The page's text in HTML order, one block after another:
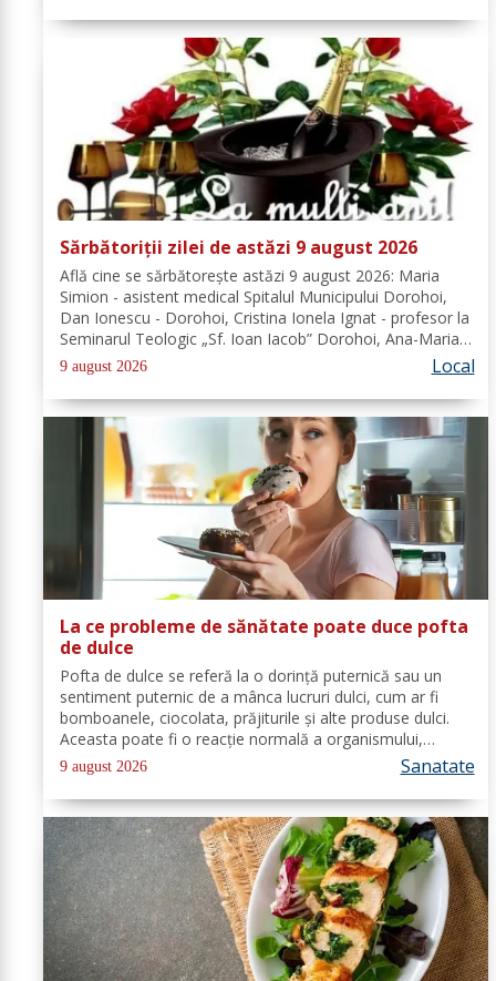
Sărbătoriții zilei de astăzi 9 august 2026
Află cine se sărbătoreşte astăzi 9 august 2026: Maria
Simion - asistent medical Spitalul Municipului Dorohoi,
Dan Ionescu - Dorohoi, Cristina Ionela Ignat - profesor la
Seminarul Teologic „Sf. Ioan Iacob” Dorohoi, Ana-Maria
Ojog - profesor- consilier educativ Școala Gimnazială Nr.
1 Dumeni, Mihai...
9 august 2026 Local
La ce probleme de sănătate poate duce pofta
de dulce
Pofta de dulce se referă la o dorință puternică sau un
sentiment puternic de a mânca lucruri dulci, cum ar fi
bomboanele, ciocolata, prăjiturile și alte produse dulci.
Aceasta poate fi o reacție normală a organismului,
deoarece majoritatea oamenilor au o preferință pentru
dulceață. Cu toate...
9 august 2026 Sanatate